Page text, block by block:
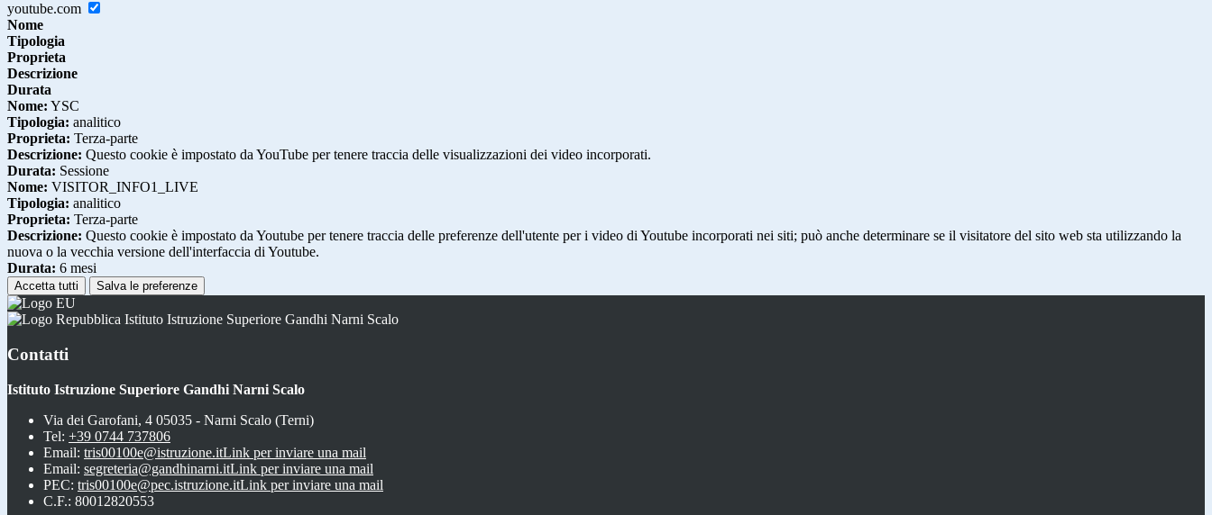
youtube.com
Nome
Tipologia
Proprieta
Descrizione
Durata
Nome: YSC
Tipologia: analitico
Proprieta: Terza-parte
Descrizione: Questo cookie è impostato da YouTube per tenere traccia delle visualizzazioni dei video incorporati.
Durata: Sessione
Nome: VISITOR_INFO1_LIVE
Tipologia: analitico
Proprieta: Terza-parte
Descrizione: Questo cookie è impostato da Youtube per tenere traccia delle preferenze dell'utente per i video di Youtube incorporati nei siti; può anche determinare se il visitatore del sito web sta utilizzando la
nuova o la vecchia versione dell'interfaccia di Youtube.
Durata: 6 mesi
Accetta tutti Salva le preferenze
Istituto Istruzione Superiore Gandhi Narni Scalo
Contatti
Istituto Istruzione Superiore Gandhi Narni Scalo
Via dei Garofani, 4 05035 - Narni Scalo (Terni)
Tel: +39 0744 737806
Email: tris00100e@istruzione.itLink per inviare una mail
Email: segreteria@gandhinarni.itLink per inviare una mail
PEC: tris00100e@pec.istruzione.itLink per inviare una mail
C.F.: 80012820553